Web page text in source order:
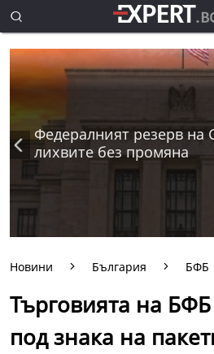
Федералният резерв на
лихвите без промяна
Новини България БФБ
Търговията на
под знака на